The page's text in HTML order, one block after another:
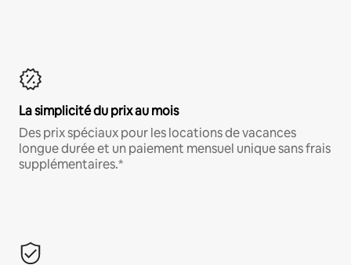
La simplicité du prix au mois
Des prix spéciaux pour les locations de vacances
longue durée et un paiement mensuel unique sans frais
supplémentaires.*